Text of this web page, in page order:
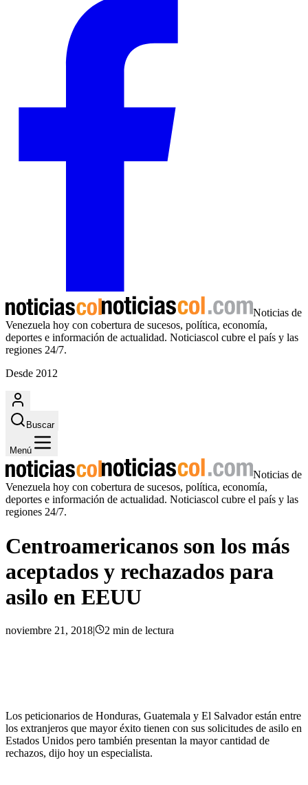
Noticias de
Venezuela hoy con cobertura de sucesos, política, economía,
deportes e información de actualidad. Noticiascol cubre el país y las
regiones 24/7.
Desde 2012
Buscar
Menú
Noticias de
Venezuela hoy con cobertura de sucesos, política, economía,
deportes e información de actualidad. Noticiascol cubre el país y las
regiones 24/7.
Centroamericanos son los más
aceptados y rechazados para
asilo en EEUU
noviembre 21, 2018| 2 min de lectura
Los peticionarios de Honduras, Guatemala y El Salvador están entre
los extranjeros que mayor éxito tienen con sus solicitudes de asilo en
Estados Unidos pero también presentan la mayor cantidad de
rechazos, dijo hoy un especialista.